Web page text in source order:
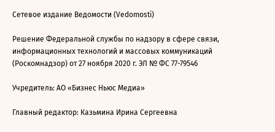
Сетевое издание Ведомости (Vedomosti)
Решение Федеральной службы по надзору в сфере связи,
информационных технологий и массовых коммуникаций
(Роскомнадзор) от 27 ноября 2020 г. ЭЛ № ФС 77-79546
Учредитель: АО «Бизнес Ньюс Медиа»
Главный редактор: Казьмина Ирина Сергеевна